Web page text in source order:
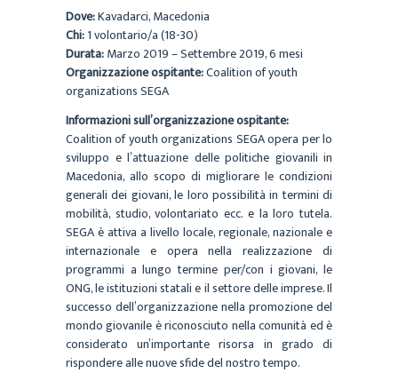
Dove:Kavadarci, Macedonia
Chi:1 volontario/a (18-30)
Durata:Marzo 2019 – Settembre 2019, 6 mesi
Organizzazione ospitante:Coalition of youth
organizations SEGA
Informazioni sull’organizzazione ospitante:
Coalition of youth organizations SEGA opera per lo
sviluppo e l’attuazione delle politiche giovanili in
Macedonia, allo scopo di migliorare le condizioni
generali dei giovani, le loro possibilità in termini di
mobilità, studio, volontariato ecc. e la loro tutela.
SEGA è attiva a livello locale, regionale, nazionale e
internazionale e opera nella realizzazione di
programmi a lungo termine per/con i giovani, le
ONG, le istituzioni statali e il settore delle imprese. Il
successo dell’organizzazione nella promozione del
mondo giovanile è riconosciuto nella comunità ed è
considerato un’importante risorsa in grado di
rispondere alle nuove sfide del nostro tempo.